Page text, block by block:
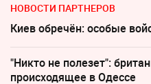
НОВОСТИ ПАРТНЕРОВ
Киев обречён: особые
"Никто не полезет":
происходящее в Одессе